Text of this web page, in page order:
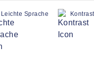
Leichte Sprache Kontrast